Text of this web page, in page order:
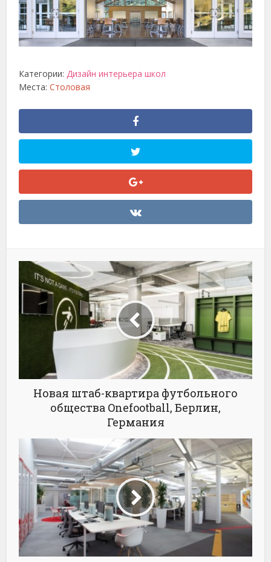
Категории:Дизайн интерьера школ
Места:Столовая
Новая штаб-квартира футбольного
общества Onefootball, Берлин,
Германия